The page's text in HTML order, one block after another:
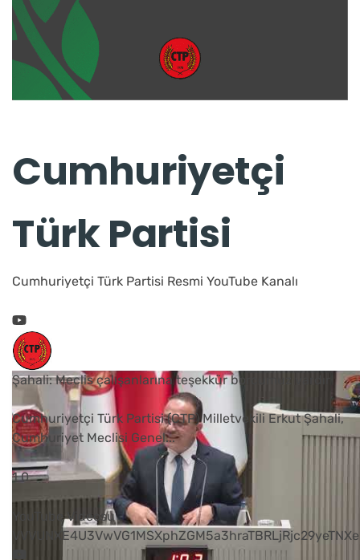
Cumhuriyetçi
Türk Partisi
Cumhuriyetçi Türk Partisi Resmi YouTube Kanalı
Şahali: Meclis çalışanlarına teşekkür borcumuz vardır
Cumhuriyetçi Türk Partisi (CTP) Milletvekili Erkut Şahali,
Cumhuriyet Meclisi Genel...
1 0
YouTube Videosu